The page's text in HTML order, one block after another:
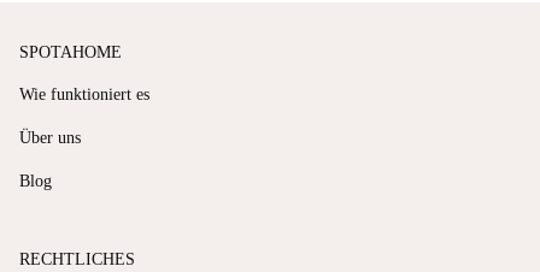
SPOTAHOME
Wie funktioniert es
Über uns
Blog
RECHTLICHES